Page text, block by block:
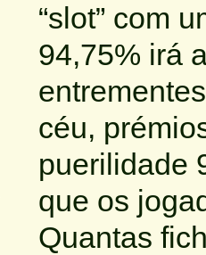
“slot” com
94,75% irá
céu,
puerilidade
que os
Quantas